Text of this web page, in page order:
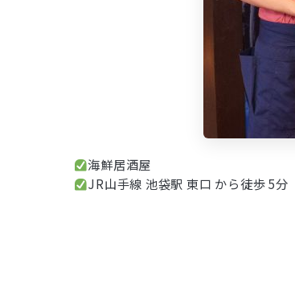
海鮮居酒屋
JR山手線 池袋駅 東口 から徒歩 5分